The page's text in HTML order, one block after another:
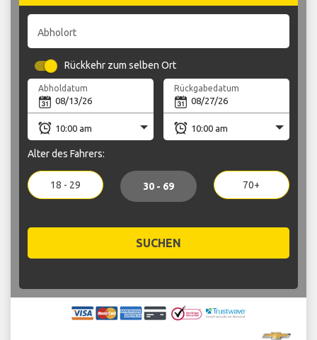
Abholort
Rückkehr zum selben Ort
Abholdatum Rückgabedatum
Alter des Fahrers:
18 - 29 30 - 69 70+
SUCHEN